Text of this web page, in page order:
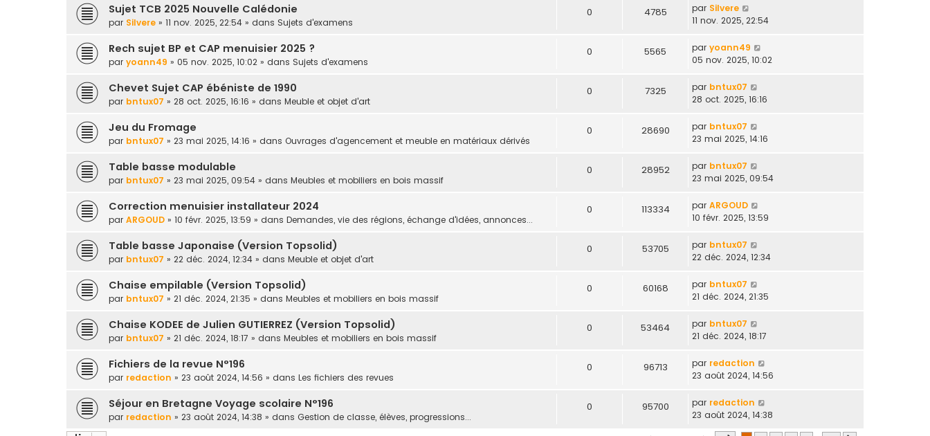
Sujet TCB 2025 Nouvelle Calédonie
par Silvere » 11 nov. 2025, 22:54 » dans Sujets d'examens
0 4785 par Silvere
11 nov. 2025, 22:54
Rech sujet BP et CAP menuisier 2025 ?
par yoann49 » 05 nov. 2025, 10:02 » dans Sujets d'examens
0 5565 par yoann49
05 nov. 2025, 10:02
Chevet Sujet CAP ébéniste de 1990
par bntux07 » 28 oct. 2025, 16:16 » dans Meuble et objet d'art
0 7325 par bntux07
28 oct. 2025, 16:16
Jeu du Fromage
par bntux07 » 23 mai 2025, 14:16 » dans Ouvrages d'agencement et meuble en matériaux dérivés
0 28690 par bntux07
23 mai 2025, 14:16
Table basse modulable
par bntux07 » 23 mai 2025, 09:54 » dans Meubles et mobiliers en bois massif
0 28952 par bntux07
23 mai 2025, 09:54
Correction menuisier installateur 2024
par ARGOUD » 10 févr. 2025, 13:59 » dans Demandes, vie des régions, échange d'idées, annonces...
0 113334 par ARGOUD
10 févr. 2025, 13:59
Table basse Japonaise (Version Topsolid)
par bntux07 » 22 déc. 2024, 12:34 » dans Meuble et objet d'art
0 53705 par bntux07
22 déc. 2024, 12:34
Chaise empilable (Version Topsolid)
par bntux07 » 21 déc. 2024, 21:35 » dans Meubles et mobiliers en bois massif
0 60168 par bntux07
21 déc. 2024, 21:35
Chaise KODEE de Julien GUTIERREZ (Version Topsolid)
par bntux07 » 21 déc. 2024, 18:17 » dans Meubles et mobiliers en bois massif
0 53464 par bntux07
21 déc. 2024, 18:17
Fichiers de la revue N°196
par redaction » 23 août 2024, 14:56 » dans Les fichiers des revues
0 96713 par redaction
23 août 2024, 14:56
Séjour en Bretagne Voyage scolaire N°196
par redaction » 23 août 2024, 14:38 » dans Gestion de classe, élèves, progressions...
0 95700 par redaction
23 août 2024, 14:38